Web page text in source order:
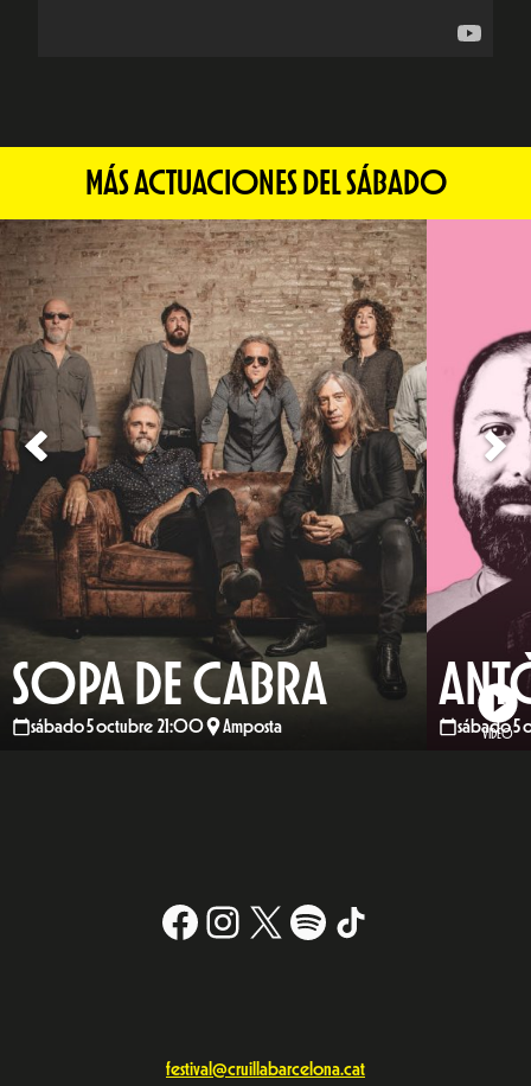
MÁS ACTUACIONES DEL SÁBADO
SOPA DE CABRA
sábado 5 octubre 21:00 Amposta VIDEO
sábado 5
Facebook
Instagram
X # TikTok
festival@cruillabarcelona.cat